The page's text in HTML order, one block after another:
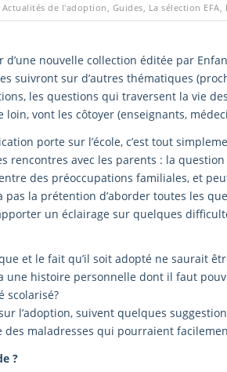
Actualités de l'adoption Guides La sélection EFA
nouvelle collection éditée par
suivront sur d’autres thématiques
les questions qui traversent la vie
loin, vont les côtoyer (enseignants,
porte sur l’école, c’est tout
rencontres avec les parents : la
des préoccupations familiales, et
pas la prétention d’aborder toutes les
un éclairage sur quelques
et le fait qu’il soit adopté ne saurait
une histoire personnelle dont il faut
scolarisé?
l’adoption, suivent quelques
des maladresses qui pourraient
?